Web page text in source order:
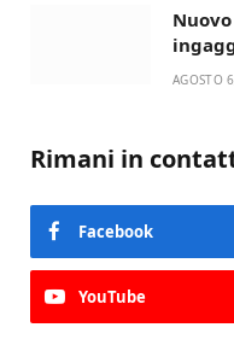
Lupo
AGOSTO
Rimani in
Facebook
YouTube